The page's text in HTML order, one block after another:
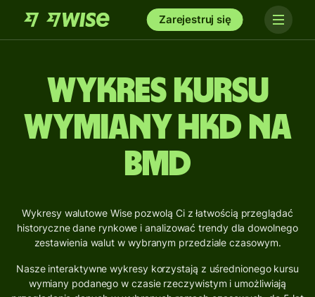
Zarejestruj się
Wykres kursu
wymiany HKD na
BMD
Wykresy walutowe Wise pozwolą Ci z łatwością przeglądać
historyczne dane rynkowe i analizować trendy dla dowolnego
zestawienia walut w wybranym przedziale czasowym.
Nasze interaktywne wykresy korzystają z uśrednionego kursu
wymiany podanego w czasie rzeczywistym i umożliwiają